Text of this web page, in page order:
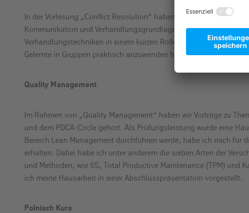
In der Vorlesung „Conflict Resolution“ haben wir Techniken des
Kommunikation und Verhandlungsgrundlagen besprochen.
Verhandlungstechniken in einem kurzen Rollenspiel vorstellen,
Gelernte in Gruppen praktisch anzuwenden hat mir am meisten
Quality Management
Im Rahmen von „Quality Management“ haben wir Vorträge zu
und dem PDCA-Circle gehört. Als Prüfungsleistung wurde eine
Bereich Lean Management durchführen werde, habe ich mich für
erhalten. Dabei habe ich unter anderem die sieben Arten der
und Methoden, wie 5S, Total Productive Maintenance (TPM) und
ich meine Hausarbeit in einer Abschlusspräsentation vorgestellt.
Polnisch Kurs